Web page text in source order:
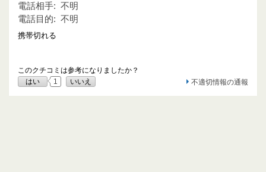
電話相手: 不明
電話目的: 不明
携帯切れる
このクチコミは参考になりましたか？
はい
1 いいえ 不適切情報の通報